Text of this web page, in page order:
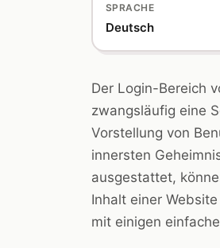
SPRACHE
Deutsch
Der Login-Bereich
zwangsläufig eine
Vorstellung von
innersten
ausgestattet,
Inhalt einer
mit einigen